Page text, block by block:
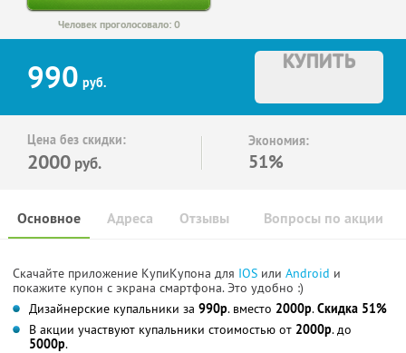
Человек проголосовало: 0
990 руб.
КУПИТЬ
Цена без скидки:
2000 руб.
Экономия:
51%
Основное Отзывы Вопросы по акции
Адреса
Скачайте приложение КупиКупона для IOS или Android и
покажите купон с экрана смартфона. Это удобно :)
Дизайнерские купальники за 990р. вместо 2000р.Скидка 51%
В акции участвуют купальники стоимостью от 2000р. до
5000р.